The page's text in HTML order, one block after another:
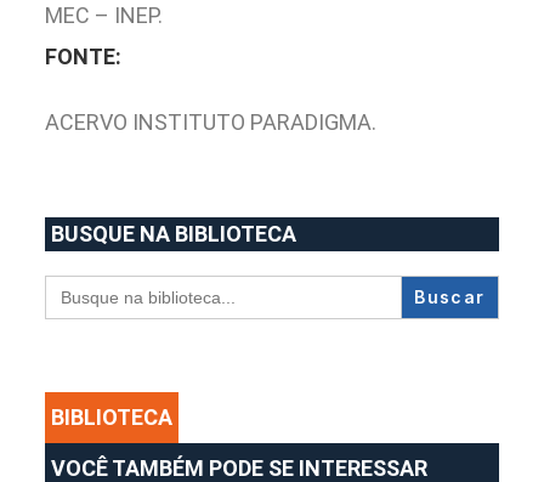
MEC – INEP.
FONTE:
ACERVO INSTITUTO PARADIGMA.
BUSQUE NA BIBLIOTECA
Search
for:
BIBLIOTECA
VOCÊ TAMBÉM PODE SE INTERESSAR